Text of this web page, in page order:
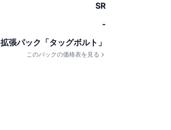
SR
-
拡張パック「タッグボルト」
このパックの価格表を見る